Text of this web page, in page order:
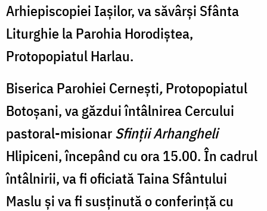
Arhiepiscopiei Iașilor, va săvârși Sfânta
Liturghie la Parohia Horodiștea,
Protopopiatul Harlau.
Biserica Parohiei Cernești,Protopopiatul
Botoșani, va găzdui întâlnirea Cercului
pastoral-misionarSfinții Arhangheli
Hlipiceni, începând cu ora 15.00. În cadrul
întâlnirii, va fi oficiată Taina Sfântului
Maslu și va fi susținută o conferință cu